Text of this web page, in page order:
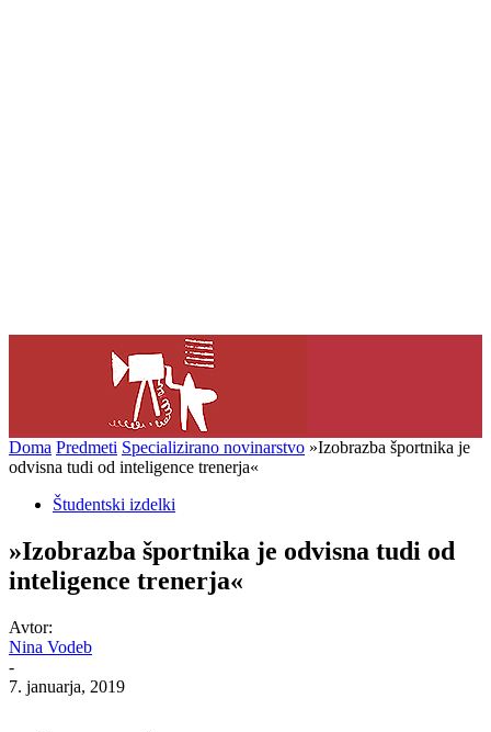
Doma Predmeti Specializirano novinarstvo »Izobrazba športnika je
odvisna tudi od inteligence trenerja«
Študentski izdelki
»Izobrazba športnika je odvisna tudi od
inteligence trenerja«
Avtor:
Nina Vodeb
-
7. januarja, 2019